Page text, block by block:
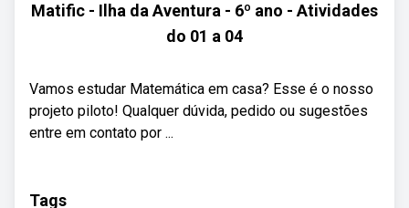
Matific - Ilha da Aventura - 6º ano - Atividades
do 01 a 04
Vamos estudar Matemática em casa? Esse é o nosso
projeto piloto! Qualquer dúvida, pedido ou sugestões
entre em contato por ...
Tags